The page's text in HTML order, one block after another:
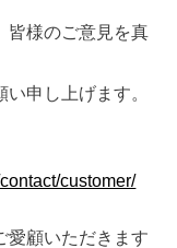
皆様のご意見を真
申し上げます。
customer/
愛顧いただきます